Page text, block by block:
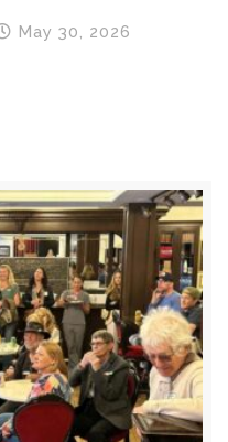
May 30, 2026